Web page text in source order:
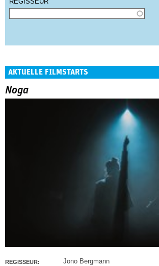
AKTUELLE FILMSTARTS
Noga
REGISSEUR: Jono Bergmann